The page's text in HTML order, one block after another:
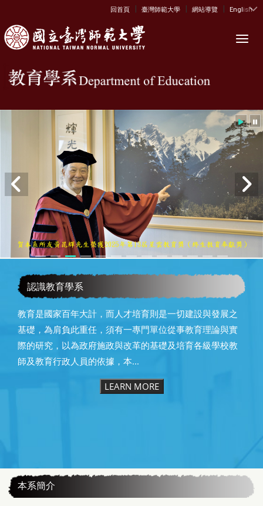
:::
回首頁 | 臺灣師範大學 | 網站導覽 | English
認識教育學系
教育是國家百年大計，而人才培育則是一切建設與發展之
基礎，為肩負此重任，須有一專門單位從事教育理論與實
際的研究，以為政府施政與改革的基礎及培育各級學校教
師及教育行政人員的依據，本...
LEARN MORE
本系簡介